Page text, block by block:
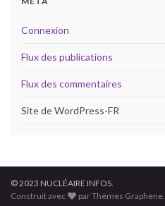
Connexion
Flux des publications
Flux des commentaires
Site de WordPress-FR
© 2023 NUCLÉAIRE INFOS.
Construit avec
par Thèmes Graphene.